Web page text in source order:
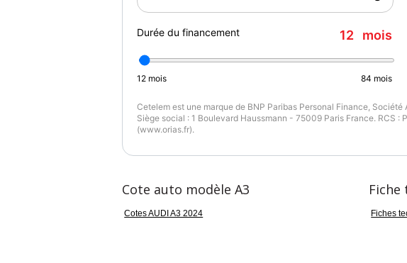
Durée du financement 12 mois
12 mois 84 mois
Cetelem est une marque de BNP Paribas Personal Finance,
Siège social : 1 Boulevard Haussmann - 75009 Paris France. RCS :
(www.orias.fr).
Cote auto modèle A3
Cotes AUDI A3 2024
Fiche
Fiches